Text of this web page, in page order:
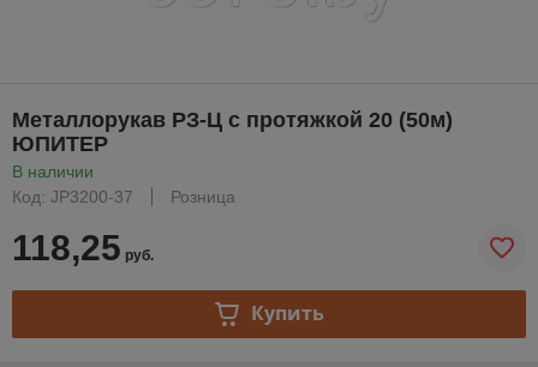
Металлорукав РЗ-Ц с протяжкой 20 (50м)
ЮПИТЕР
В наличии
Код: JP3200-37
Розница
118,25 руб.
Купить